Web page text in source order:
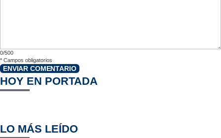
0/500
* Campos obligatorios
ENVIAR COMENTARIO
HOY EN PORTADA
LO MÁS LEÍDO